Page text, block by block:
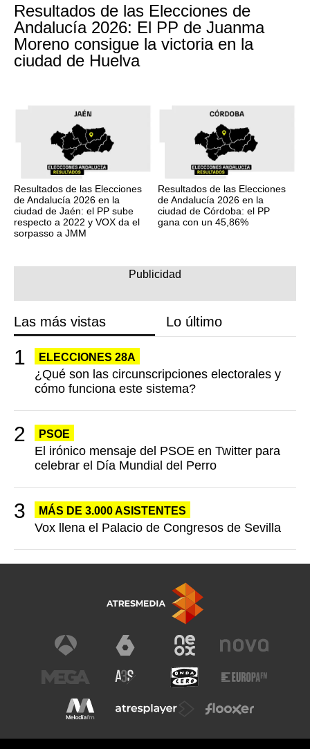
Resultados de las Elecciones de
Andalucía 2026: El PP de Juanma
Moreno consigue la victoria en la
ciudad de Huelva
Resultados de las Elecciones
de Andalucía 2026 en la
ciudad de Jaén: el PP sube
respecto a 2022 y VOX da el
sorpasso a JMM
Resultados de las Elecciones
de Andalucía 2026 en la
ciudad de Córdoba: el PP
gana con un 45,86%
Las más vistas Lo último
ELECCIONES 28A
¿Qué son las circunscripciones electorales y
cómo funciona este sistema?
PSOE
El irónico mensaje del PSOE en Twitter para
celebrar el Día Mundial del Perro
MÁS DE 3.000 ASISTENTES
Vox llena el Palacio de Congresos de Sevilla